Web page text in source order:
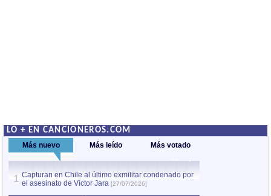
LO + EN CANCIONEROS.COM
Más nuevo Más leído Más votado
1 Capturan en Chile al último exmilitar condenado por
el asesinato de Víctor Jara [27/07/2026]